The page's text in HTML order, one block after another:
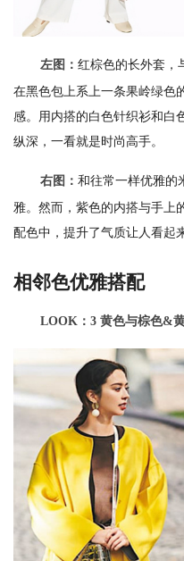
左图： 红棕色的长外套，
在黑色包上系上一条果岭绿色
感。用内搭的白色针织衫和白
纵深，一看就是时尚高手。
右图： 和往常一样优雅的
雅。然而，紫色的内搭与手上
配色中，提升了气质让人看起
相邻色优雅搭配
LOOK：3 黄色与棕色&